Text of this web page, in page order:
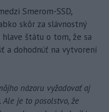
Smerom-SSD,
skôr za slávnostný
štátu o tom, že sa
a dohodnúť na vytvorení
názoru vyžadovať aj
je to posolstvo, že